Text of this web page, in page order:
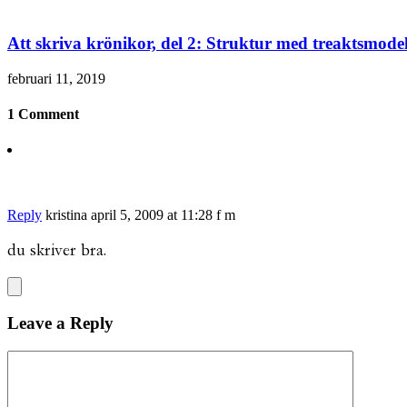
Att skriva krönikor, del 2: Struktur med
februari 11, 2019
1 Comment
Reply kristina april 5, 2009 at 11:28 f m
du skriver bra.
Leave a Reply